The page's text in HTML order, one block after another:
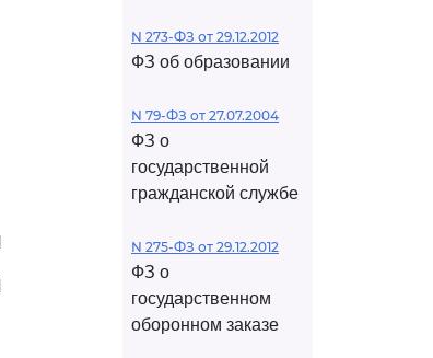
N 273-ФЗ от 29.12.2012
ФЗ об образовании
N 79-ФЗ от 27.07.2004
ФЗ о
государственной
гражданской службе
N 275-ФЗ от 29.12.2012
ФЗ о
государственном
оборонном заказе